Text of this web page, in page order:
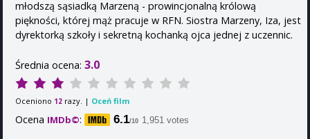
młodszą sąsiadką Marzeną - prowincjonalną królową
piękności, której mąż pracuje w RFN. Siostra Marzeny, Iza, jest
dyrektorką szkoły i sekretną kochanką ojca jednej z uczennic.
Średnia ocena: 3.0
Oceniono 12 razy. | Oceń film
Ocena IMDb©: 6.1/10 1,951 votes